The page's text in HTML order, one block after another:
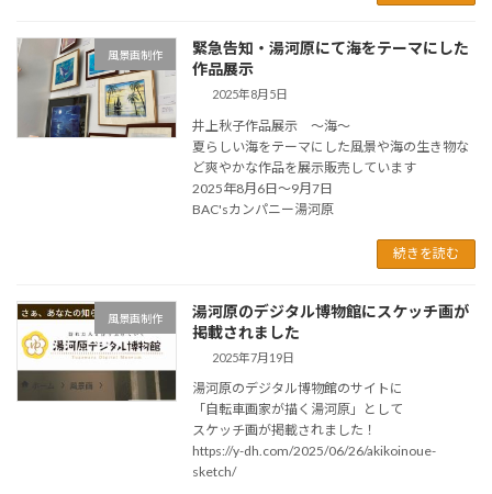
風景画制作
緊急告知・湯河原にて海をテーマにした
作品展示
2025年8月5日
井上秋子作品展示 ～海～
夏らしい海をテーマにした風景や海の生き物な
ど爽やかな作品を展示販売しています
2025年8月6日～9月7日
BAC'sカンパニー湯河原
続きを読む
風景画制作
湯河原のデジタル博物館にスケッチ画が
掲載されました
2025年7月19日
湯河原のデジタル博物館のサイトに
「自転車画家が描く湯河原」として
スケッチ画が掲載されました！
https://y-dh.com/2025/06/26/akikoinoue-
sketch/